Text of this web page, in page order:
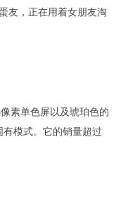
友，正在用着女朋友淘
素单色屏以及琥珀色的
模式。它的销量超过